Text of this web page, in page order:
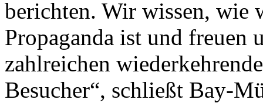
berichten. Wir wissen,
Propaganda ist und freuen
zahlreichen
Besucher“, schließt Bay-